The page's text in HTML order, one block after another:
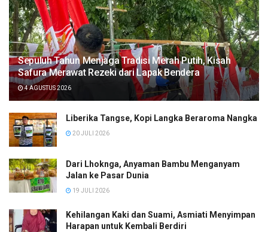
Sepuluh Tahun Menjaga Tradisi Merah Putih, Kisah
Safura Merawat Rezeki dari Lapak Bendera
4 AGUSTUS 2026
Liberika Tangse, Kopi Langka Beraroma Nangka
20 JULI 2026
Dari Lhoknga, Anyaman Bambu Menganyam
Jalan ke Pasar Dunia
19 JULI 2026
Kehilangan Kaki dan Suami, Asmiati Menyimpan
Harapan untuk Kembali Berdiri